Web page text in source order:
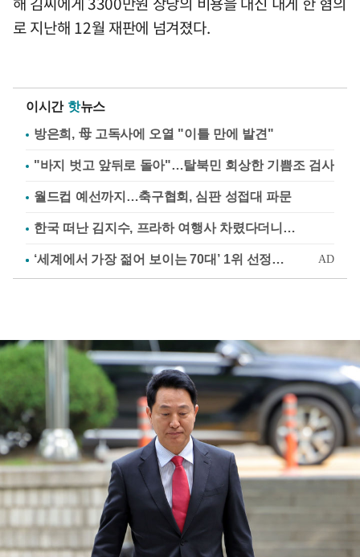
로 지난해 12월 재판에 넘겨졌다.
이시간 핫뉴스
방은희, 母 고독사에 오열 "이틀 만에 발견"
"바지 벗고 앞뒤로 돌아"…탈북민 회상한 기쁨조 검사
월드컵 예선까지…축구협회, 심판 성접대 파문
한국 떠난 김지수, 프라하 여행사 차렸다더니…